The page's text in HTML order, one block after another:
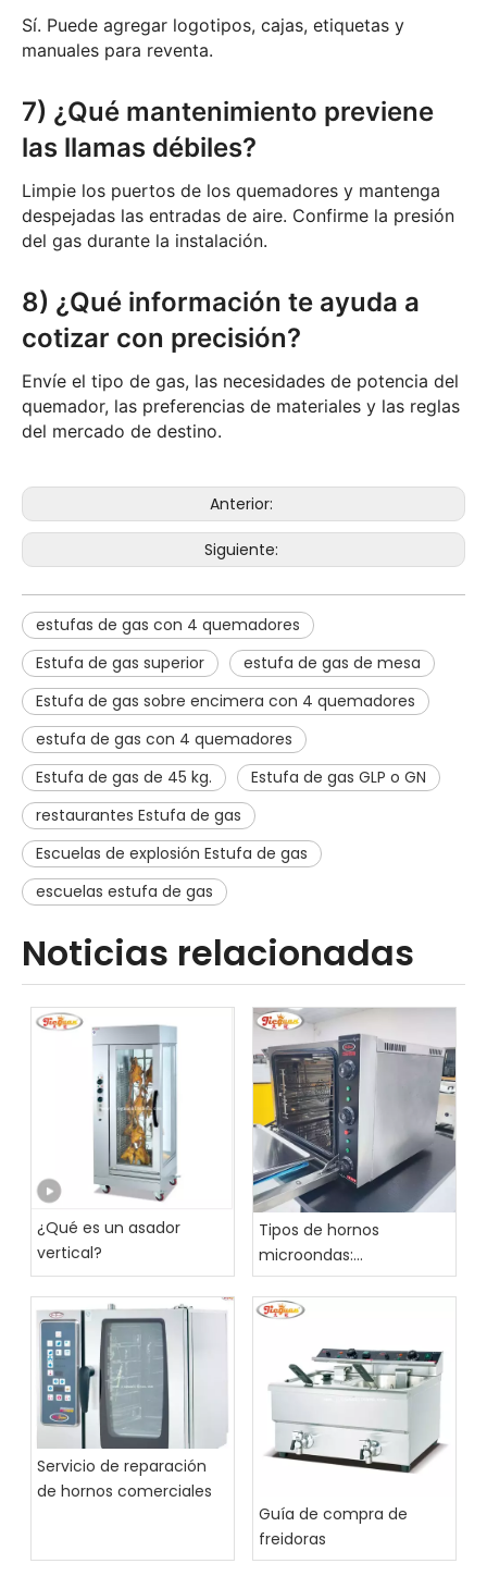
Sí. Puede agregar logotipos, cajas, etiquetas y
manuales para reventa.
7) ¿Qué mantenimiento previene
las llamas débiles?
Limpie los puertos de los quemadores y mantenga
despejadas las entradas de aire. Confirme la presión
del gas durante la instalación.
8) ¿Qué información te ayuda a
cotizar con precisión?
Envíe el tipo de gas, las necesidades de potencia del
quemador, las preferencias de materiales y las reglas
del mercado de destino.
Anterior:
Siguiente:
estufas de gas con 4 quemadores
Estufa de gas superior
estufa de gas de mesa
Estufa de gas sobre encimera con 4 quemadores
estufa de gas con 4 quemadores
Estufa de gas de 45 kg.
Estufa de gas GLP o GN
restaurantes Estufa de gas
Escuelas de explosión Estufa de gas
escuelas estufa de gas
Noticias relacionadas
¿Qué es un asador
vertical?
Tipos de hornos
microondas:
convección, parrilla o
solo
Servicio de reparación
de hornos comerciales
Guía de compra de
freidoras